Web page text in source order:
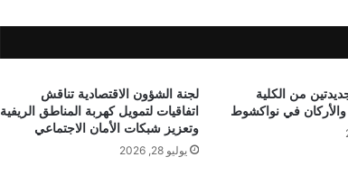
من الكلية
والأركان في نواكشوط
لجنة الشؤون الاقتصادية تناقش
اتفاقيات لتمويل كهربة المناطق الريفية
وتعزيز شبكات الأمان الاجتماعي
يوليو 28, 2026